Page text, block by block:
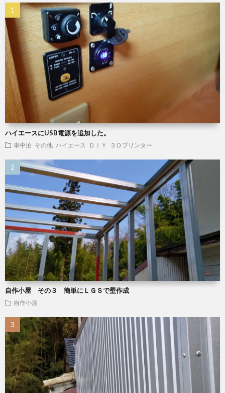
ハイエースにUSB電源を追加した。
車中泊 その他 ハイエース ＤＩＹ ３Ｄプリンター
自作小屋 その３ 簡単にＬＧＳで壁作成
自作小屋